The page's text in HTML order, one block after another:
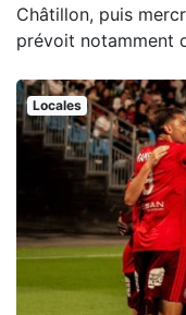
Châtillon, puis
prévoit notamment
Locales